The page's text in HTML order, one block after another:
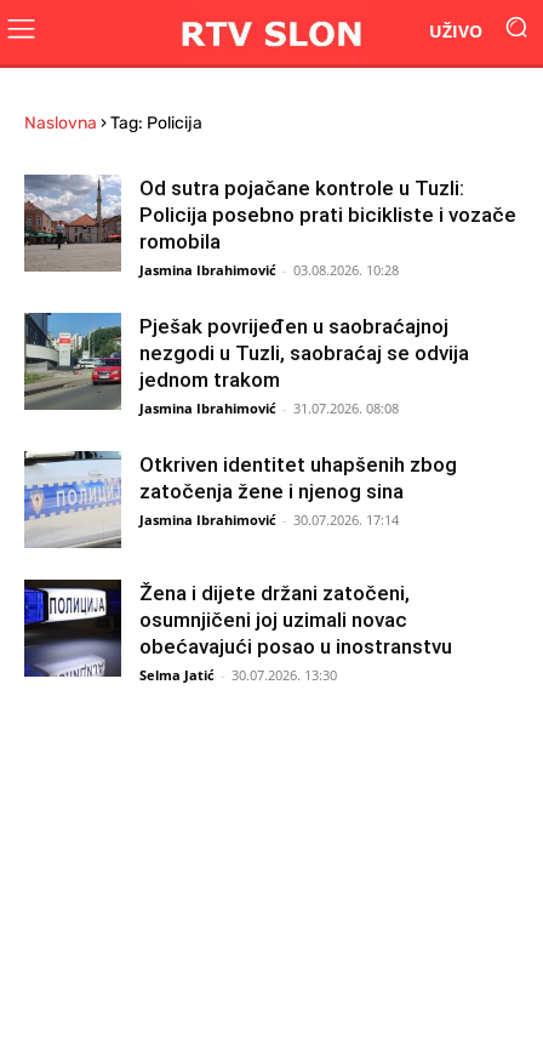
UŽIVO
Naslovna ›Tag: Policija
Od sutra pojačane kontrole u Tuzli:
Policija posebno prati bicikliste i vozače
romobila
Jasmina Ibrahimović - 03.08.2026. 10:28
Pješak povrijeđen u saobraćajnoj
nezgodi u Tuzli, saobraćaj se odvija
jednom trakom
Jasmina Ibrahimović - 31.07.2026. 08:08
Otkriven identitet uhapšenih zbog
zatočenja žene i njenog sina
Jasmina Ibrahimović - 30.07.2026. 17:14
Žena i dijete držani zatočeni,
osumnjičeni joj uzimali novac
obećavajući posao u inostranstvu
Selma Jatić - 30.07.2026. 13:30